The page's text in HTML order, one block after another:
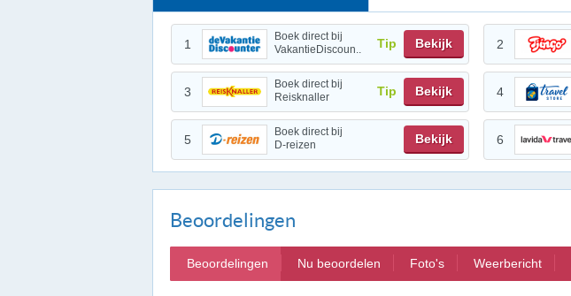
1
Boek direct bij
VakantieDiscoun..
Tip Bekijk 2
3
Boek direct bij
Reisknaller
Tip Bekijk 4
5
Boek direct bij
D-reizen
Bekijk 6
Beoordelingen
Beoordelingen Nu beoordelen Foto's Weerbericht